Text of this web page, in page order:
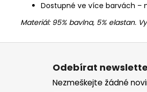
Dostupné ve více barvách –
Materiál: 95% bavlna, 5% elastan.
Z
Odebírat
Nezmeškejte žádné